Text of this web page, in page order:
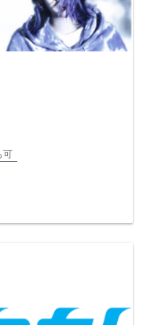
可